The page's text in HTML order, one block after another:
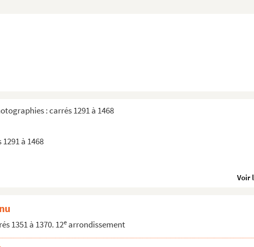
: carrés 1291 à 1468
à 1468
1351 à 1370. 12e arrondissement